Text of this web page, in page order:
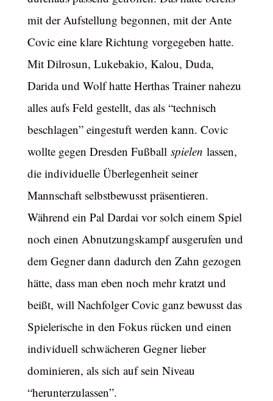
mit der Aufstellung begonnen, mit der Ante
Covic eine klare Richtung vorgegeben hatte.
Mit Dilrosun, Lukebakio, Kalou, Duda,
Darida und Wolf hatte Herthas Trainer nahezu
alles aufs Feld gestellt, das als “technisch
beschlagen” eingestuft werden kann. Covic
wollte gegen Dresden Fußball spielen lassen,
die individuelle Überlegenheit seiner
Mannschaft selbstbewusst präsentieren.
Während ein Pal Dardai vor solch einem Spiel
noch einen Abnutzungskampf ausgerufen und
dem Gegner dann dadurch den Zahn gezogen
hätte, dass man eben noch mehr kratzt und
beißt, will Nachfolger Covic ganz bewusst das
Spielerische in den Fokus rücken und einen
individuell schwächeren Gegner lieber
dominieren, als sich auf sein Niveau
“herunterzulassen”.